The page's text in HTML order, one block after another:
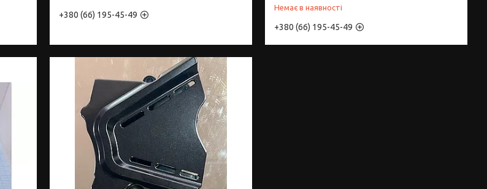
+380 (66) 195-45-49
Немає в наявності
+380 (66) 195-45-49